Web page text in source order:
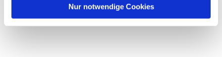
Nur notwendige Cookies